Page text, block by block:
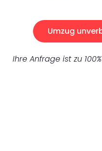
Umzug
Ihre Anfrage ist zu